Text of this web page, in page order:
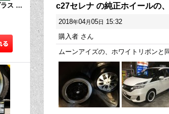
Rat Fink Mazooma! ブラス リング
c27セレナ の純正ホイールの
2018年04月05日 15:32
購入者 さん
ムーンアイズの、ホワイトリボンと